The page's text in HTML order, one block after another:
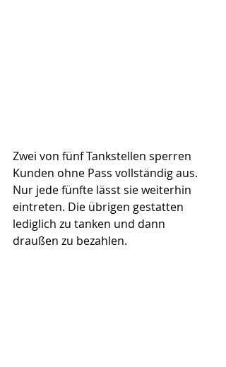
Zwei von fünf Tankstellen sperren
Kunden ohne Pass vollständig aus.
Nur jede fünfte lässt sie weiterhin
eintreten. Die übrigen gestatten
lediglich zu tanken und dann
draußen zu bezahlen.